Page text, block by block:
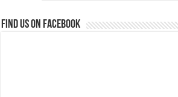
Find us on Facebook